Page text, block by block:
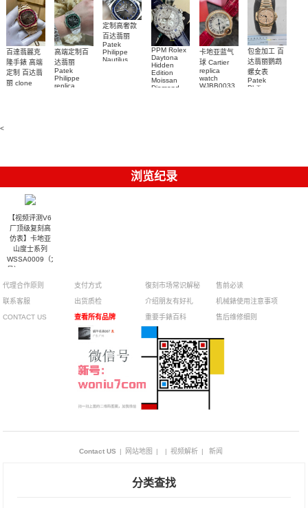
百達翡麗克
隆手錶 高端
定制 百达翡
丽 clone
高端定制百
达翡丽
Patek
Philippe
replica
定制高奢款
百达翡丽
Patek
Philippe
Nautilus
PPM Rolex
Daytona
Hidden
Edition
Moissan
Diamond
卡地亚蓝气
球 Cartier
replica
watch
WJBB0033
包金加工 百
达翡丽鹦鹉
螺女表
Patek
Philippe
<
浏览纪录
【视频评测V6
厂顶级复刻高
仿表】卡地亚
山度士系列
WSSA0009（大
号）,WSSA0010（中
代理合作原则
联系客服
CONTACT US
支付方式
出货质检
查看所有品牌
復刻市场常识解秘
介绍朋友有好礼
重要手錶百科
售前必读
机械錶使用注意事项
售后维修细则
Contact US | 网站地图 | | 视频解析 | 新闻
分类查找